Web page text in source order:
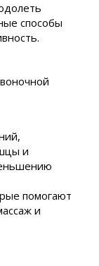
способы
и
помогают
и